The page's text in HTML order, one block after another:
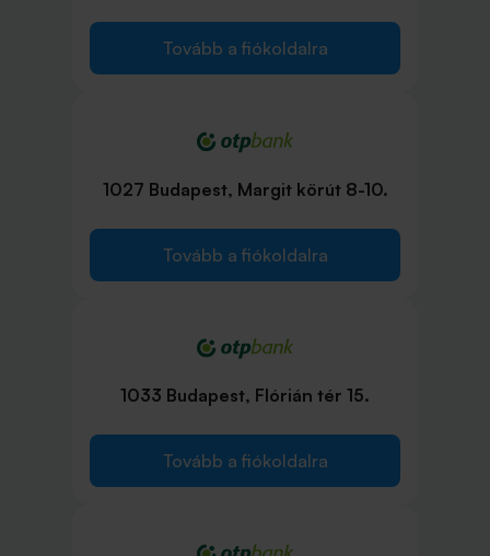
Tovább a fiókoldalra
1027 Budapest, Margit körút 8-10.
Tovább a fiókoldalra
1033 Budapest, Flórián tér 15.
Tovább a fiókoldalra